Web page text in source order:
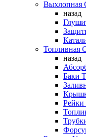
Выхлопная
назад
Топливная
назад
Баки